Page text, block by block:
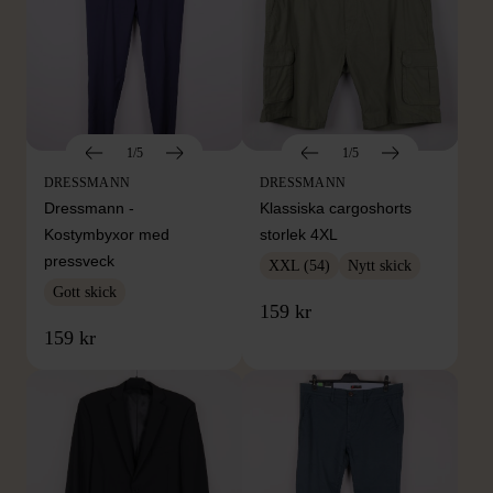
1/5
DRESSMANN
Dressmann -
Kostymbyxor med
pressveck
Gott skick
159 kr
1/5
DRESSMANN
Klassiska cargoshorts
storlek 4XL
XXL (54) Nytt skick
159 kr